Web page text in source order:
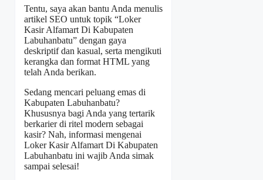
Tentu, saya akan bantu Anda menulis
artikel SEO untuk topik “Loker
Kasir Alfamart Di Kabupaten
Labuhanbatu” dengan gaya
deskriptif dan kasual, serta mengikuti
kerangka dan format HTML yang
telah Anda berikan.
Sedang mencari peluang emas di
Kabupaten Labuhanbatu?
Khususnya bagi Anda yang tertarik
berkarier di ritel modern sebagai
kasir? Nah, informasi mengenai
Loker Kasir Alfamart Di Kabupaten
Labuhanbatu ini wajib Anda simak
sampai selesai!